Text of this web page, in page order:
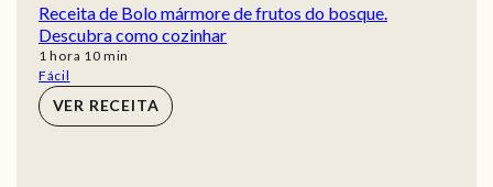
Receita de Bolo mármore de frutos do bosque.
Descubra como cozinhar
1 hora
hora 10min
min
Fácil
VER RECEITA